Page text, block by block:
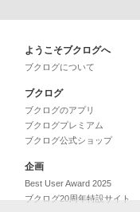
ようこそブクログへ
ブクログについて
ブクログ
ブクログのアプリ
ブクログプレミアム
ブクログ公式ショップ
企画
Best User Award 2025
ブクログ20周年特設サイト